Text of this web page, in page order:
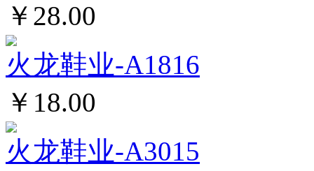
￥28.00
火龙鞋业-A1816
￥18.00
火龙鞋业-A3015